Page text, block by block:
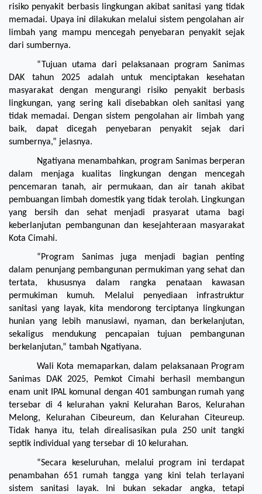
risiko penyakit berbasis lingkungan akibat sanitasi yang tidak
memadai. Upaya ini dilakukan melalui sistem pengolahan air
limbah yang mampu mencegah penyebaran penyakit sejak
dari sumbernya.
“Tujuan utama dari pelaksanaan program Sanimas
DAK tahun 2025 adalah untuk menciptakan kesehatan
masyarakat dengan mengurangi risiko penyakit berbasis
lingkungan, yang sering kali disebabkan oleh sanitasi yang
tidak memadai. Dengan sistem pengolahan air limbah yang
baik, dapat dicegah penyebaran penyakit sejak dari
sumbernya,” jelasnya.
Ngatiyana menambahkan, program Sanimas berperan
dalam menjaga kualitas lingkungan dengan mencegah
pencemaran tanah, air permukaan, dan air tanah akibat
pembuangan limbah domestik yang tidak terolah. Lingkungan
yang bersih dan sehat menjadi prasyarat utama bagi
keberlanjutan pembangunan dan kesejahteraan masyarakat
Kota Cimahi.
“Program Sanimas juga menjadi bagian penting
dalam penunjang pembangunan permukiman yang sehat dan
tertata, khususnya dalam rangka penataan kawasan
permukiman kumuh. Melalui penyediaan infrastruktur
sanitasi yang layak, kita mendorong terciptanya lingkungan
hunian yang lebih manusiawi, nyaman, dan berkelanjutan,
sekaligus mendukung pencapaian tujuan pembangunan
berkelanjutan,” tambah Ngatiyana.
Wali Kota memaparkan, dalam pelaksanaan Program
Sanimas DAK 2025, Pemkot Cimahi berhasil membangun
enam unit IPAL komunal dengan 401 sambungan rumah yang
tersebar di 4 kelurahan yakni Kelurahan Baros, Kelurahan
Melong, Kelurahan Cibeureum, dan Kelurahan Citeureup.
Tidak hanya itu, telah direalisasikan pula 250 unit tangki
septik individual yang tersebar di 10 kelurahan.
“Secara keseluruhan, melalui program ini terdapat
penambahan 651 rumah tangga yang kini telah terlayani
sistem sanitasi layak. Ini bukan sekadar angka, tetapi